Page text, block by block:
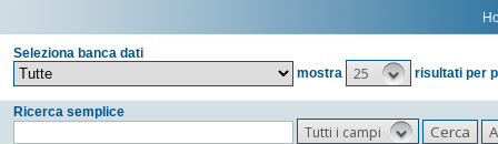
Seleziona banca dati
mostra
25 risultati per
Ricerca semplice
Tutti i campi